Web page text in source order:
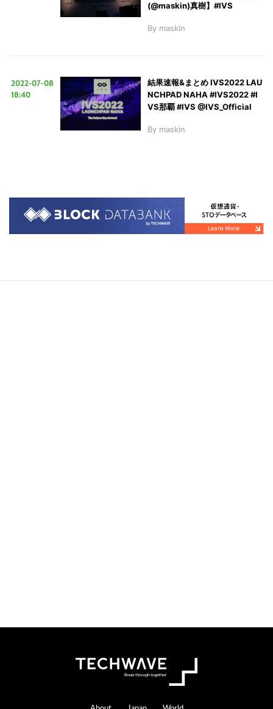
(@maskin)真樹】#IVS
By maskin
2022-07-08
18:40
結果速報&まとめ IVS2022 LAU
NCHPAD NAHA #IVS2022 #I
VS那覇 #IVS @IVS_Official
By maskin